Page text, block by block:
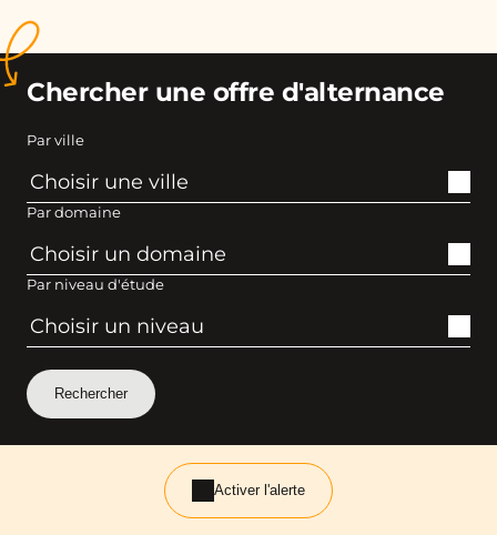
Chercher une offre d'alternance
Par ville
Par domaine
Par niveau d'étude
Activer l'alerte